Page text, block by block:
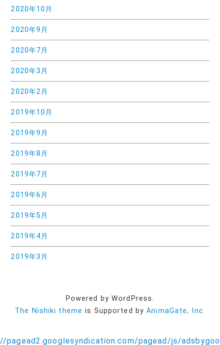
2020年10月
2020年9月
2020年7月
2020年3月
2020年2月
2019年10月
2019年9月
2019年8月
2019年7月
2019年6月
2019年5月
2019年4月
2019年3月
Powered by WordPress.
The Nishiki theme is Supported byAnimaGate, Inc.
//pagead2.googlesyndication.com/pagead/js/